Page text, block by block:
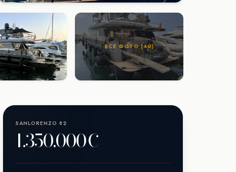
ВСЕ ФОТО (40)
SANLORENZO 82
1.350.000€